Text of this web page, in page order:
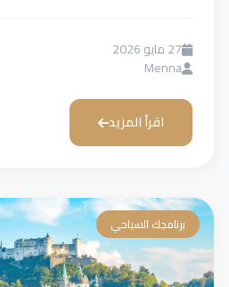
27 مايو 2026
Menna
اقرأ المزيد
برنامجك السياحي